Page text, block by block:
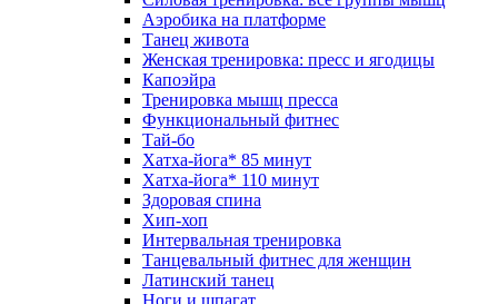
Аэробика на платформе
Танец живота
Женская тренировка: пресс и ягодицы
Капоэйра
Тренировка мышц пресса
Функциональный фитнес
Тай-бо
Хатха-йога* 85 минут
Хатха-йога* 110 минут
Здоровая спина
Хип-хоп
Интервальная тренировка
Танцевальный фитнес для женщин
Латинский танец